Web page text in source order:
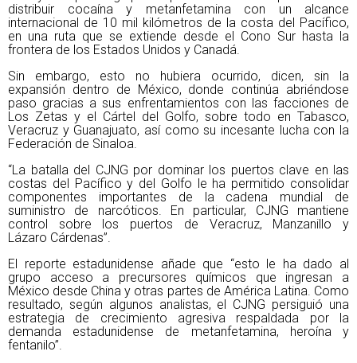
distribuir cocaína y metanfetamina con un alcance
internacional de 10 mil kilómetros de la costa del Pacífico,
en una ruta que se extiende desde el Cono Sur hasta la
frontera de los Estados Unidos y Canadá.
Sin embargo, esto no hubiera ocurrido, dicen, sin la
expansión dentro de México, donde continúa abriéndose
paso gracias a sus enfrentamientos con las facciones de
Los Zetas y el Cártel del Golfo, sobre todo en Tabasco,
Veracruz y Guanajuato, así como su incesante lucha con la
Federación de Sinaloa.
“La batalla del CJNG por dominar los puertos clave en las
costas del Pacífico y del Golfo le ha permitido consolidar
componentes importantes de la cadena mundial de
suministro de narcóticos. En particular, CJNG mantiene
control sobre los puertos de Veracruz, Manzanillo y
Lázaro Cárdenas”.
El reporte estadunidense añade que “esto le ha dado al
grupo acceso a precursores químicos que ingresan a
México desde China y otras partes de América Latina. Como
resultado, según algunos analistas, el CJNG persiguió una
estrategia de crecimiento agresiva respaldada por la
demanda estadunidense de metanfetamina, heroína y
fentanilo”.